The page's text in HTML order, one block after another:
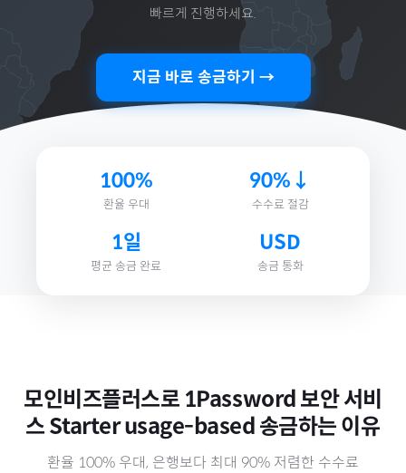
빠르게 진행하세요.
지금 바로 송금하기 →
100%
환율 우대
90%↓
수수료 절감
1일
평균 송금 완료
USD
송금 통화
모인비즈플러스로 1Password 보안 서비
스 Starter usage-based 송금하는 이유
환율 100% 우대, 은행보다 최대 90% 저렴한 수수료